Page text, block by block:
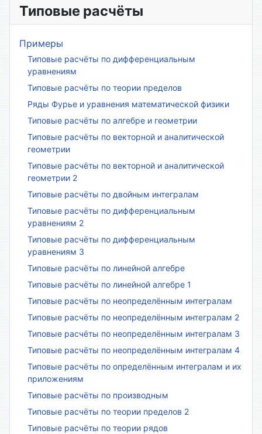
Типовые расчёты
Примеры
Типовые расчёты по дифференциальным
уравнениям
Типовые расчёты по теории пределов
Ряды Фурье и уравнения математической физики
Типовые расчёты по алгебре и геометрии
Типовые расчёты по векторной и аналитической
геометрии
Типовые расчёты по векторной и аналитической
геометрии 2
Типовые расчёты по двойным интегралам
Типовые расчёты по дифференциальным
уравнениям 2
Типовые расчёты по дифференциальным
уравнениям 3
Типовые расчёты по линейной алгебре
Типовые расчёты по линейной алгебре 1
Типовые расчёты по неопределённым интегралам
Типовые расчёты по неопределённым интегралам 2
Типовые расчёты по неопределённым интегралам 3
Типовые расчёты по неопределённым интегралам 4
Типовые расчёты по определённым интегралам и их
приложениям
Типовые расчёты по производным
Типовые расчёты по теории пределов 2
Типовые расчёты по теории рядов